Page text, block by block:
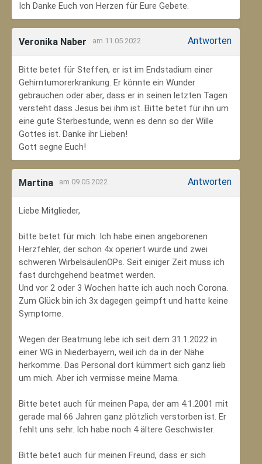
Ich Danke Euch von Herzen für Eure Gebete.
Veronika Naber am 11.05.2022 Antworten
Bitte betet für Steffen, er ist im Endstadium einer
Gehirntumorerkrankung. Er könnte ein Wunder
gebrauchen oder aber, dass er in seinen letzten Tagen
versteht dass Jesus bei ihm ist. Bitte betet für ihn um
eine gute Sterbestunde, wenn es denn so der Wille
Gottes ist. Danke ihr Lieben!
Gott segne Euch!
Martina am 09.05.2022 Antworten
Liebe Mitglieder,
bitte betet für mich: Ich habe einen angeborenen
Herzfehler, der schon 4x operiert wurde und zwei
schweren WirbelsäulenOPs. Seit einiger Zeit muss ich
fast durchgehend beatmet werden.
Und vor 2 oder 3 Wochen hatte ich auch noch Corona.
Zum Glück bin ich 3x dagegen geimpft und hatte keine
Symptome.
Wegen der Beatmung lebe ich seit dem 31.1.2022 in
einer WG in Niederbayern, weil ich da in der Nähe
herkomme. Das Personal dort kümmert sich ganz lieb
um mich. Aber ich vermisse meine Mama.
Bitte betet auch für meinen Papa, der am 4.1.2001 mit
gerade mal 66 Jahren ganz plötzlich verstorben ist. Er
fehlt uns sehr. Ich habe noch 4 ältere Geschwister.
Bitte betet auch für meinen Freund, dass er sich